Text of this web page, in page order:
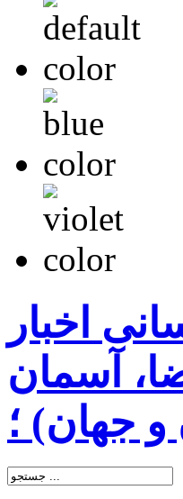
اخبار
آسمان
جهان) ؛